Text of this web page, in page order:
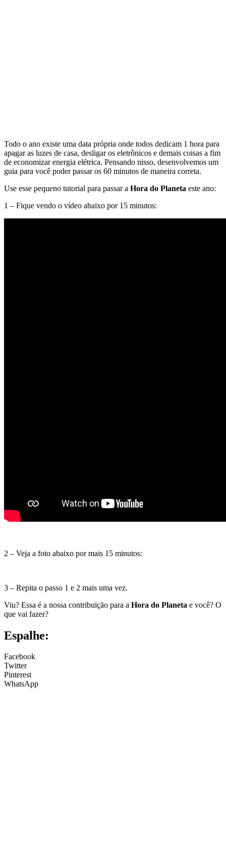
Todo o ano existe uma data própria onde todos dedicam 1 hora para
apagar as luzes de casa, desligar os eletrônicos e demais coisas a fim
de economizar energia elétrica. Pensando nisso, desenvolvemos um
guia para você poder passar os 60 minutos de maneira correta.
Use esse pequeno tutorial para passar a Hora do Planeta este ano:
1 – Fique vendo o vídeo abaixo por 15 minutos:
2 – Veja a foto abaixo por mais 15 minutos:
3 – Repita o passo 1 e 2 mais uma vez.
Viu? Essa é a nossa contribuição para a Hora do Planeta e você? O
que vai fazer?
Espalhe:
Facebook
Twitter
Pinterest
WhatsApp